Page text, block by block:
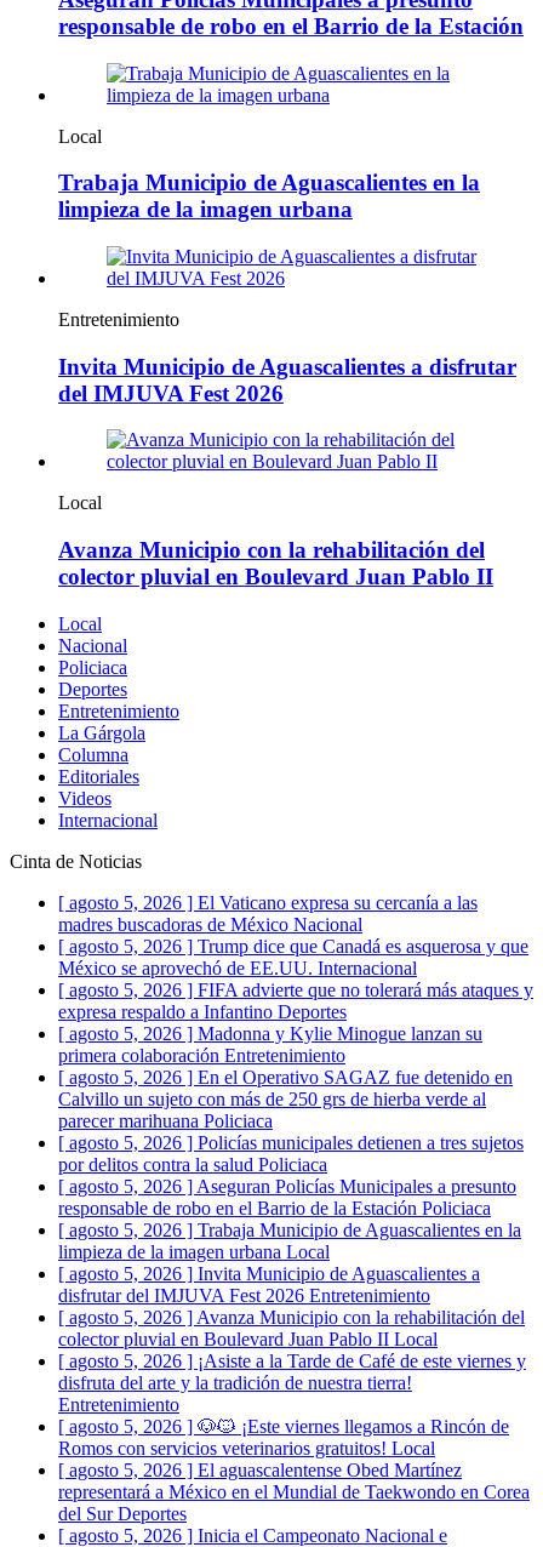
responsable de robo en el Barrio de la Estación
Local
Trabaja Municipio de Aguascalientes en la
limpieza de la imagen urbana
Entretenimiento
Invita Municipio de Aguascalientes a disfrutar
del IMJUVA Fest 2026
Local
Avanza Municipio con la rehabilitación del
colector pluvial en Boulevard Juan Pablo II
Local
Nacional
Policiaca
Deportes
Entretenimiento
La Gárgola
Columna
Editoriales
Videos
Internacional
Cinta de Noticias
[ agosto 5, 2026 ] El Vaticano expresa su cercanía a las
madres buscadoras de México Nacional
[ agosto 5, 2026 ] Trump dice que Canadá es asquerosa y que
México se aprovechó de EE.UU. Internacional
[ agosto 5, 2026 ] FIFA advierte que no tolerará más ataques y
expresa respaldo a Infantino Deportes
[ agosto 5, 2026 ] Madonna y Kylie Minogue lanzan su
primera colaboración Entretenimiento
[ agosto 5, 2026 ] En el Operativo SAGAZ fue detenido en
Calvillo un sujeto con más de 250 grs de hierba verde al
parecer marihuana Policiaca
[ agosto 5, 2026 ] Policías municipales detienen a tres sujetos
por delitos contra la salud Policiaca
[ agosto 5, 2026 ] Aseguran Policías Municipales a presunto
responsable de robo en el Barrio de la Estación Policiaca
[ agosto 5, 2026 ] Trabaja Municipio de Aguascalientes en la
limpieza de la imagen urbana Local
[ agosto 5, 2026 ] Invita Municipio de Aguascalientes a
disfrutar del IMJUVA Fest 2026 Entretenimiento
[ agosto 5, 2026 ] Avanza Municipio con la rehabilitación del
colector pluvial en Boulevard Juan Pablo II Local
[ agosto 5, 2026 ] ¡Asiste a la Tarde de Café de este viernes y
disfruta del arte y la tradición de nuestra tierra!
Entretenimiento
[ agosto 5, 2026 ] 🐶🐱 ¡Este viernes llegamos a Rincón de
Romos con servicios veterinarios gratuitos! Local
[ agosto 5, 2026 ] El aguascalentense Obed Martínez
representará a México en el Mundial de Taekwondo en Corea
del SurDeportes
[ agosto 5, 2026 ] Inicia el Campeonato Nacional e